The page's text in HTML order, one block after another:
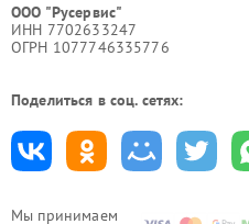
Мы принимаем
ООО "Русервис"
ИНН 7702633247
ОГРН 1077746335776
Поделиться в соц. сетях: